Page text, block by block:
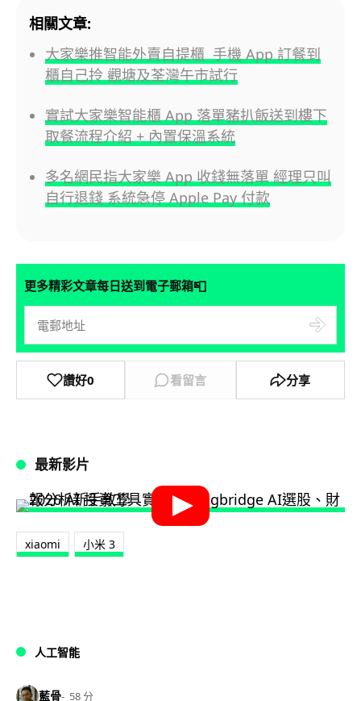
相關文章:
大家樂推智能外賣自提櫃 手機 App 訂餐到
櫃自己拎 觀塘及荃灣午市試行
實試大家樂智能櫃 App 落單豬扒飯送到樓下
取餐流程介紹 + 內置保溫系統
多名網民指大家樂 App 收錢無落單 經理只叫
自行退錢 系統急停 Apple Pay 付款
更多精彩文章每日送到電子郵箱📮
讚好0 看留言 分享
最新影片
xiaomi 小米 3
人工智能
藍骨 58 分